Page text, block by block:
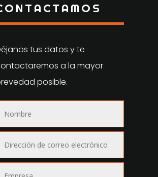
tus datos y te
a la mayor
posible.